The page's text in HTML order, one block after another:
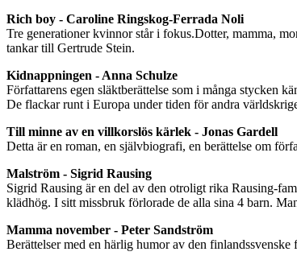
Rich boy - Caroline Ringskog-Ferrada Noli
Tre generationer kvinnor står i fokus.Dotter, mamma,
tankar till Gertrude Stein.
Kidnappningen - Anna Schulze
Författarens egen släktberättelse som i många stycken
De flackar runt i Europa under tiden för andra
Till minne av en villkorslös kärlek - Jonas Gardell
Detta är en roman, en självbiografi, en berättelse om
Malström - Sigrid Rausing
Sigrid Rausing är en del av den otroligt rika Rausing-
klädhög. I sitt missbruk förlorade de alla sina 4 barn.
Mamma november - Peter Sandström
Berättelser med en härlig humor av den